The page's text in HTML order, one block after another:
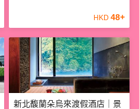
HKD 48+
新北馥蘭朵烏來渡假酒店｜景